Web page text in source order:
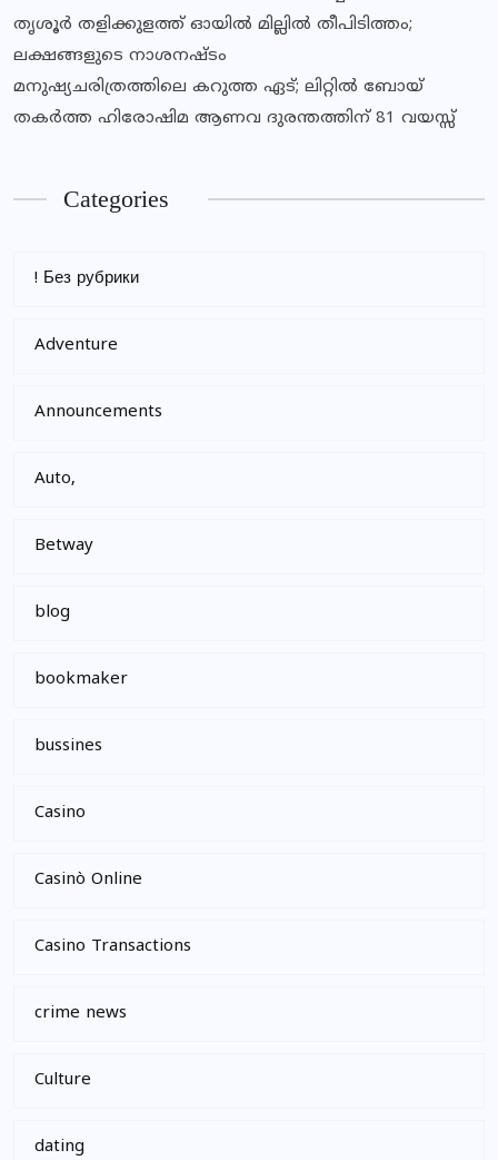
തൃശൂര്‍ തളിക്കുളത്ത് ഓയില്‍ മില്ലില്‍ തീപിടിത്തം;
ലക്ഷങ്ങളുടെ നാശനഷ്ടം
മനുഷ്യചരിത്രത്തിലെ കറുത്ത ഏട്; ലിറ്റിൽ ബോയ്
തകർത്ത ഹിരോഷിമ ആണവ ദുരന്തത്തിന് 81 വയസ്സ്
Categories
! Без рубрики
Adventure
Announcements
Auto,
Betway
blog
bookmaker
bussines
Casino
Casinò Online
Casino Transactions
crime news
Culture
dating